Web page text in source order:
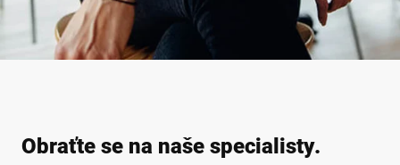
Obraťte se na naše specialisty.